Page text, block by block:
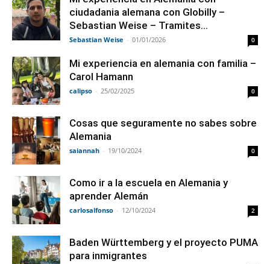
ciudadania alemana con Globilly –
Sebastian Weise – Tramites...
Sebastian Weise - 01/01/2026 0
Mi experiencia en alemania con familia –
Carol Hamann
calipso - 25/02/2025 0
Cosas que seguramente no sabes sobre
Alemania
saiannah - 19/10/2024 0
Como ir a la escuela en Alemania y
aprender Alemán
carlosalfonso - 12/10/2024 2
Baden Württemberg y el proyecto PUMA
para inmigrantes